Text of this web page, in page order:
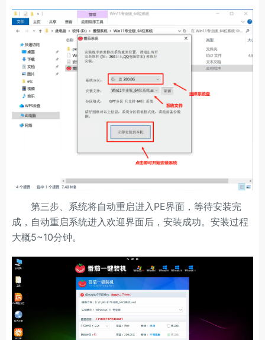
第三步、系统将自动重启进入PE界面，等待安装完
成，自动重启系统进入欢迎界面后，安装成功。安装过程
大概5~10分钟。